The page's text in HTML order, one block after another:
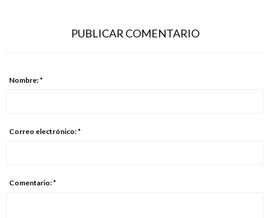
PUBLICAR COMENTARIO
Nombre: *
Correo electrónico: *
Comentario: *